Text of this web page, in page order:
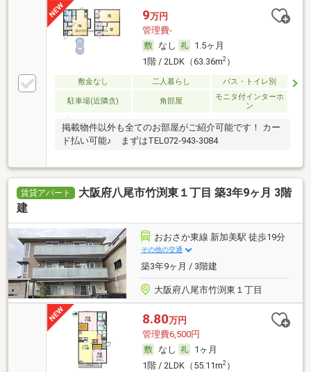
9万円
管理費-
なし
1.5ヶ月
1階 / 2LDK（63.36m2）
敷金なし 二人暮らし バス・トイレ別
駐車場(近隣含) 角部屋
モニタ付インターホ
ン
掲載物件以外も全てのお部屋がご紹介可能です！ カー
ド払い可能♪ まずはTEL072-943-3084
賃貸アパート
大阪府八尾市竹渕東１丁目 築3年9ヶ月 3階
建
おおさか東線 新加美駅 徒歩19分
その他の交通
築3年9ヶ月 / 3階建
大阪府八尾市竹渕東１丁目
8.80万円
管理費6,500円
なし
1ヶ月
1階 / 2LDK（55.11m2）